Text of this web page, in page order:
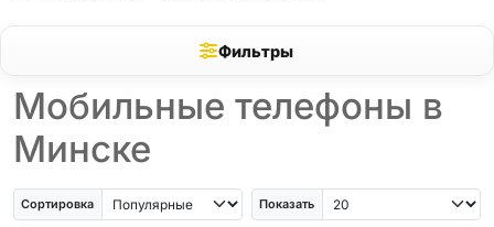
Фильтры
Мобильные телефоны в
Минске
iPhone AiriPhone SESamsung Galaxy A56Samsung Galaxy A57 iPhone 17
Сортировка Показать